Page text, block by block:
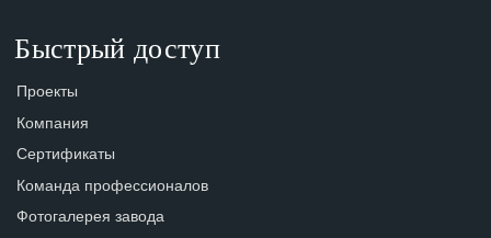
Быстрый доступ
Проекты
Компания
Сертификаты
Команда профессионалов
Фотогалерея завода